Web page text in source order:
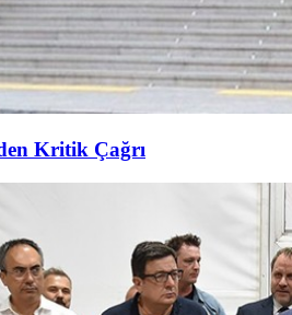
Kritik Çağrı